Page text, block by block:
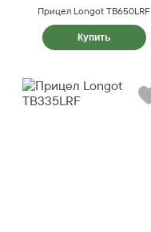
Прицел Longot TB650LRF
Купить